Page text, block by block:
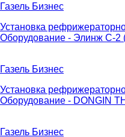
Газель Бизнес
Установка
Оборудование - Элинж С-2
Газель Бизнес
Установка
Оборудование - DONGIN
Газель Бизнес